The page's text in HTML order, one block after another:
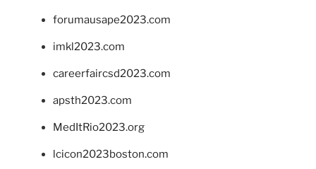
forumausape2023.com
imkl2023.com
careerfaircsd2023.com
apsth2023.com
MedItRio2023.org
lcicon2023boston.com